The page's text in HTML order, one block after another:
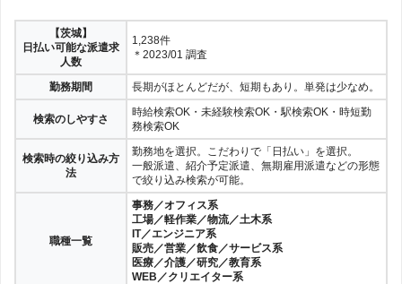
【茨城】
日払い可能な派遣求
人数
1,238件
＊2023/01 調査
勤務期間 長期がほとんどだが、短期もあり。単発は少なめ。
検索のしやすさ
時給検索OK・未経験検索OK・駅検索OK・時短勤
務検索OK
検索時の絞り込み方
法
勤務地を選択。こだわりで「日払い」を選択。
一般派遣、紹介予定派遣、無期雇用派遣などの形態
で絞り込み検索が可能。
職種一覧
事務／オフィス系
工場／軽作業／物流／土木系
IT／エンジニア系
販売／営業／飲食／サービス系
医療／介護／研究／教育系
WEB／クリエイター系